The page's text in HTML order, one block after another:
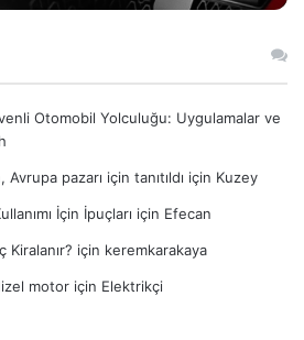
Otomobil Yolculuğu: Uygulamalar ve
pazarı için tanıtıldı için Kuzey
İçin İpuçları için Efecan
Kiralanır? için keremkarakaya
motor için Elektrikçi